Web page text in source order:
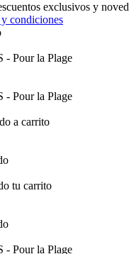
exclusivos y
condiciones
a carrito
tu carrito